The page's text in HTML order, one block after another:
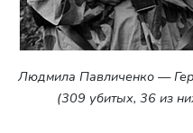
Людмила Павличенко —
(309 убитых, 36 из